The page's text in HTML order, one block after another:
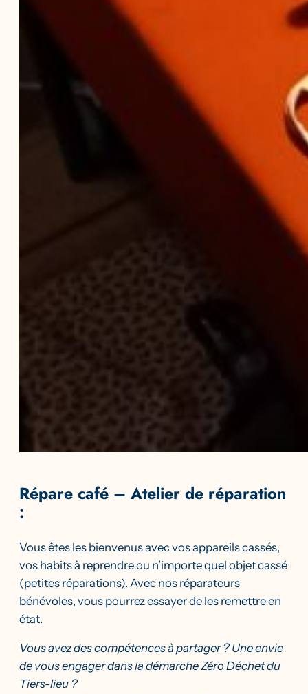
Répare café – Atelier de réparation
:
Vous êtes les bienvenus avec vos appareils cassés,
vos habits à reprendre ou n’importe quel objet cassé
(petites réparations). Avec nos réparateurs
bénévoles, vous pourrez essayer de les remettre en
état.
Vous avez des compétences à partager ? Une envie
de vous engager dans la démarche Zéro Déchet du
Tiers-lieu ?